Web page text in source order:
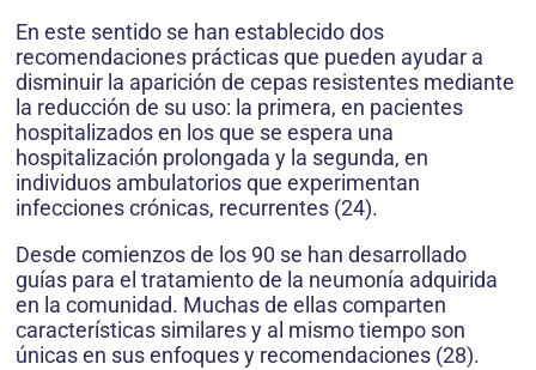
En este sentido se han establecido dos
recomendaciones prácticas que pueden ayudar a
disminuir la aparición de cepas resistentes mediante
la reducción de su uso: la primera, en pacientes
hospitalizados en los que se espera una
hospitalización prolongada y la segunda, en
individuos ambulatorios que experimentan
infecciones crónicas, recurrentes (24).
Desde comienzos de los 90 se han desarrollado
guías para el tratamiento de la neumonía adquirida
en la comunidad. Muchas de ellas comparten
características similares y al mismo tiempo son
únicas en sus enfoques y recomendaciones (28).